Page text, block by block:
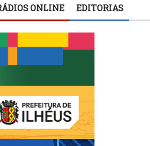
ONLINE EDITORIAS